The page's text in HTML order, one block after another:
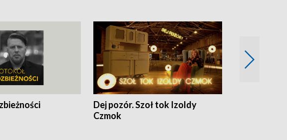
Dej pozór. Szoł tok Izoldy
Czmok